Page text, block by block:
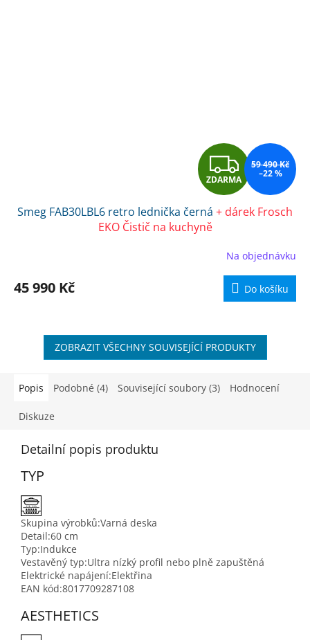
Z
D
A
R
M
A
ZDARMA
59 490 Kč
–22 %
Smeg FAB30LBL6 retro lednička černá + dárek Frosch
EKO Čistič na kuchyně
Na objednávku
45 990 Kč Do košíku
ZOBRAZIT VŠECHNY SOUVISEJÍCÍ PRODUKTY
Popis Podobné (4) Související soubory (3) Hodnocení
Diskuze
Detailní popis produktu
TYP
Skupina výrobků:Varná deska
Detail:60 cm
Typ:Indukce
Vestavěný typ:Ultra nízký profil nebo plně zapuštěná
Elektrické napájení:Elektřina
EAN kód:8017709287108
AESTHETICS